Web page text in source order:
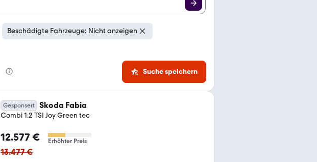
Beschädigte Fahrzeuge: Nicht anzeigen
Suche speichern
Gesponsert Skoda Fabia
Combi 1.2 TSI Joy Green tec
12.577 € Erhöhter Preis
13.477 €